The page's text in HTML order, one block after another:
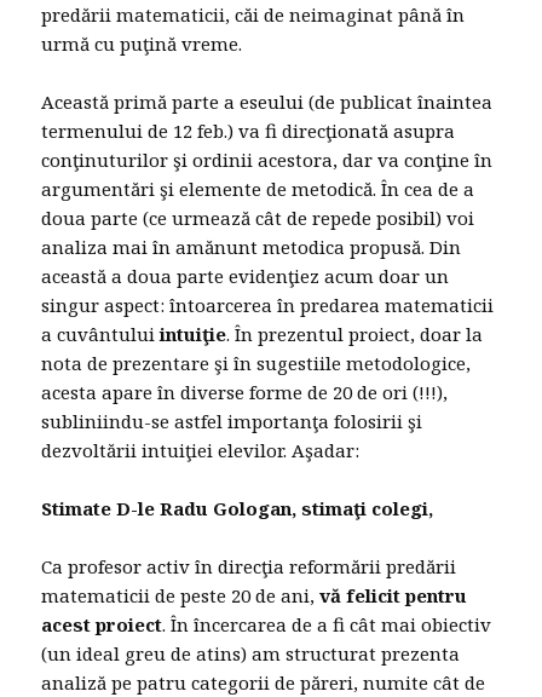
predării matematicii, căi de neimaginat până în
urmă cu puţină vreme.
Această primă parte a eseului (de publicat înaintea
termenului de 12 feb.) va fi direcţionată asupra
conţinuturilor şi ordinii acestora, dar va conţine în
argumentări şi elemente de metodică. În cea de a
doua parte (ce urmează cât de repede posibil) voi
analiza mai în amănunt metodica propusă. Din
această a doua parte evidenţiez acum doar un
singur aspect: întoarcerea în predarea matematicii
a cuvântuluiintuiţie. În prezentul proiect, doar la
nota de prezentare şi în sugestiile metodologice,
acesta apare în diverse forme de 20 de ori (!!!),
subliniindu-se astfel importanţa folosirii şi
dezvoltării intuiţiei elevilor. Aşadar:
Stimate D-le Radu Gologan, stimaţi colegi,
Ca profesor activ în direcţia reformării predării
matematicii de peste 20 de ani,vă felicit pentru
acest proiect. În încercarea de a fi cât mai obiectiv
(un ideal greu de atins) am structurat prezenta
analiză pe patru categorii de păreri, numite cât de